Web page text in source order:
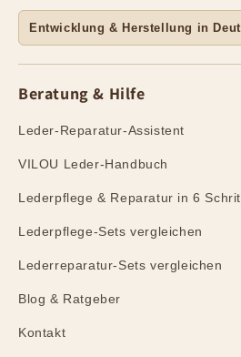
Entwicklung & Herstellung in
Beratung & Hilfe
Leder-Reparatur-Assistent
VILOU Leder-Handbuch
Lederpflege & Reparatur in 6
Lederpflege-Sets vergleichen
Lederreparatur-Sets vergleichen
Blog & Ratgeber
Kontakt